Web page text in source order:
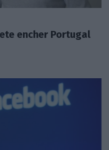
encher Portugal